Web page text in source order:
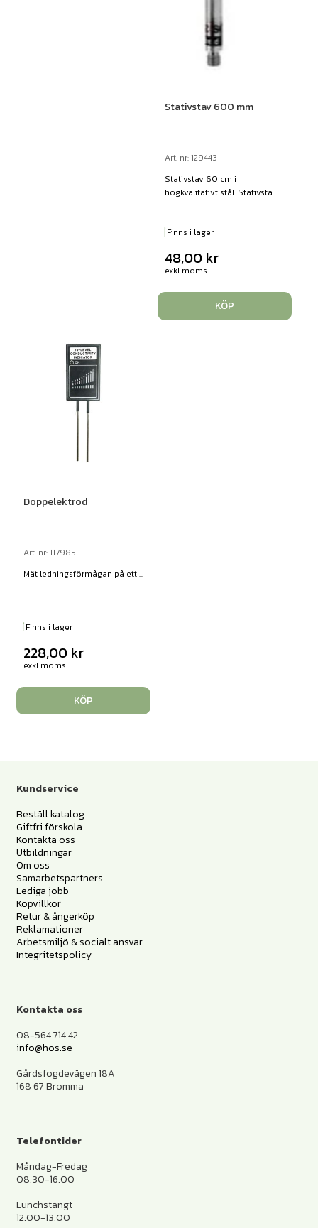
Stativstav 600 mm
Art. nr: 129443
Stativstav 60 cm i
högkvalitativt stål. Stativsta...
Finns i lager
48,00 kr
exkl moms
KÖP
Doppelektrod
Art. nr: 117985
Mät ledningsförmågan på ett ...
Finns i lager
228,00 kr
exkl moms
KÖP
Kundservice
Beställ katalog
Giftfri förskola
Kontakta oss
Utbildningar
Om oss
Samarbetspartners
Lediga jobb
Köpvillkor
Retur & ångerköp
Reklamationer
Arbetsmiljö & socialt ansvar
Integritetspolicy
Kontakta oss
08-564 714 42
info@hos.se
Gårdsfogdevägen 18A
168 67 Bromma
Telefontider
Måndag-Fredag
08.30-16.00
Lunchstängt
12.00-13.00